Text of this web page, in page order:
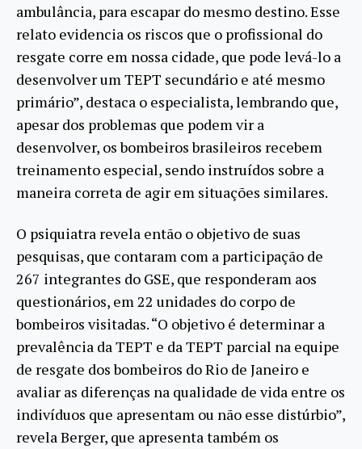
ambulância, para escapar do mesmo destino. Esse
relato evidencia os riscos que o profissional do
resgate corre em nossa cidade, que pode levá-lo a
desenvolver um TEPT secundário e até mesmo
primário”, destaca o especialista, lembrando que,
apesar dos problemas que podem vir a
desenvolver, os bombeiros brasileiros recebem
treinamento especial, sendo instruídos sobre a
maneira correta de agir em situações similares.
O psiquiatra revela então o objetivo de suas
pesquisas, que contaram com a participação de
267 integrantes do GSE, que responderam aos
questionários, em 22 unidades do corpo de
bombeiros visitadas. “O objetivo é determinar a
prevalência da TEPT e da TEPT parcial na equipe
de resgate dos bombeiros do Rio de Janeiro e
avaliar as diferenças na qualidade de vida entre os
indivíduos que apresentam ou não esse distúrbio”,
revela Berger, que apresenta também os